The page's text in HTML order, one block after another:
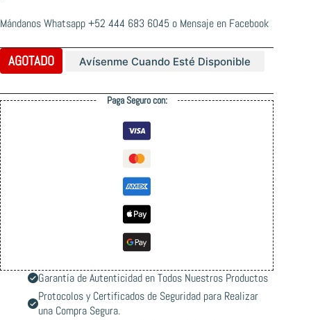
Mándanos Whatsapp+52 444 683 6045 o Mensaje en Facebook
AGOTADO Avísenme Cuando Esté Disponible
Paga Seguro con:
Garantía de Autenticidad en Todos Nuestros Productos
Protocolos y Certificados de Seguridad para Realizar
una Compra Segura.